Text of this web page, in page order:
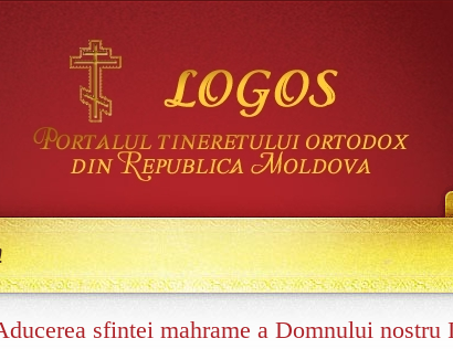
sfintei mahrame a Domnului